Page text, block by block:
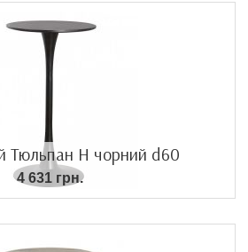
Тюльпан H чорний d60
4 631 грн.